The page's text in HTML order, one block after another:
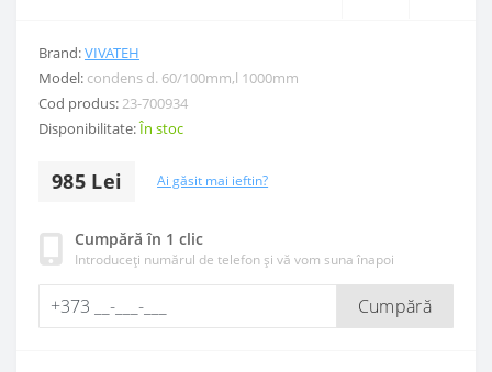
Brand:VIVATEH
Model: condens d. 60/100mm,l 1000mm
Cod produs: 23-700934
Disponibilitate:În stoc
985 Lei Ai găsit mai ieftin?
Cumpără în 1 clic
Introduceți numărul de telefon și vă vom suna înapoi
Cumpără